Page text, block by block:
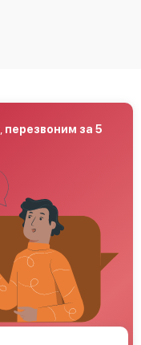
перезвоним за 5